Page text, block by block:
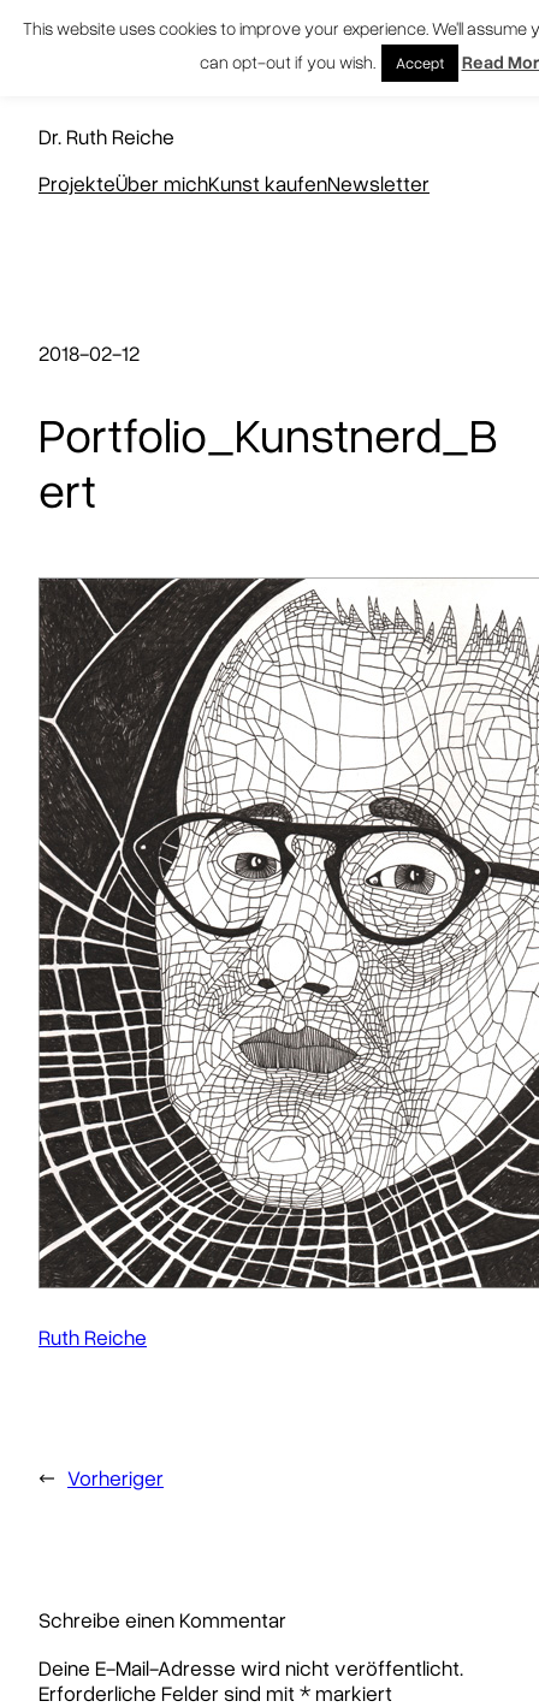
Zum
Dr. Ruth Reiche
ProjekteÜber michKunst kaufenNewsletter
2018-02-12
Portfolio_Kunstnerd_B
ert
Ruth Reiche
← Vorheriger
Schreibe einen Kommentar
Deine E-Mail-Adresse wird nicht veröffentlicht.
Erforderliche Felder sind mit* markiert
This website uses cookies to improve your experience. We'll assume
can opt-out if you wish.
Accept Read